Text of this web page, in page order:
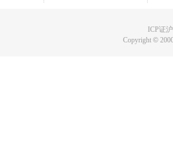
ICP证
Copyright©